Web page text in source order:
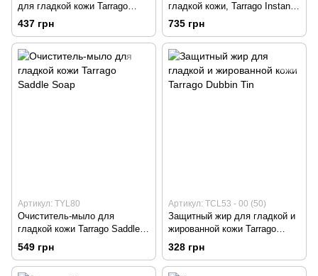
для гладкой кожи Tarrago
Conditioner
437 грн
гладкой кожи, Tarrago Instant
Shine
735 грн
Артикул: TYL80
Очиститель-мыло для
гладкой кожи Tarrago Saddle
Soap
549 грн
Артикул: TCL53 - 00 (50)
Защитный жир для гладкой и
жированной кожи Tarrago
Dubbin Tin
328 грн